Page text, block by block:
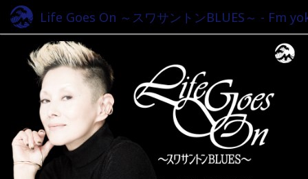
Life Goes On ～スワサントンBLUES～ - Fm